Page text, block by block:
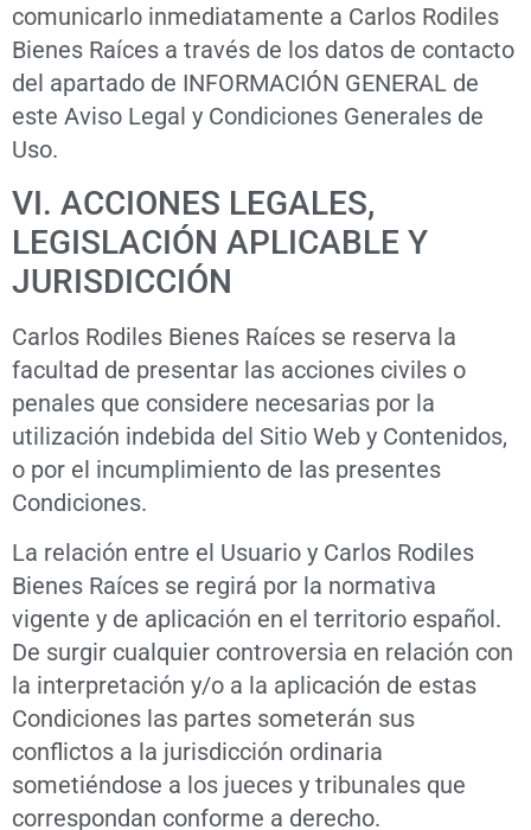
comunicarlo inmediatamente a Carlos Rodiles
Bienes Raíces a través de los datos de contacto
del apartado de INFORMACIÓN GENERAL de
este Aviso Legal y Condiciones Generales de
Uso.
VI. ACCIONES LEGALES,
LEGISLACIÓN APLICABLE Y
JURISDICCIÓN
Carlos Rodiles Bienes Raíces se reserva la
facultad de presentar las acciones civiles o
penales que considere necesarias por la
utilización indebida del Sitio Web y Contenidos,
o por el incumplimiento de las presentes
Condiciones.
La relación entre el Usuario y Carlos Rodiles
Bienes Raíces se regirá por la normativa
vigente y de aplicación en el territorio español.
De surgir cualquier controversia en relación con
la interpretación y/o a la aplicación de estas
Condiciones las partes someterán sus
conflictos a la jurisdicción ordinaria
sometiéndose a los jueces y tribunales que
correspondan conforme a derecho.